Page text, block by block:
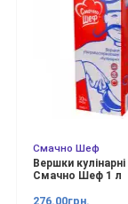
Смачно Шеф
Вершки
Смачно Шеф 1 л
276.00грн.